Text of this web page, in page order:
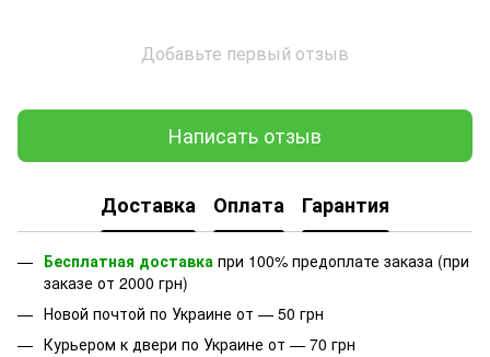
Добавьте первый отзыв
Написать отзыв
Доставка Оплата Гарантия
Бесплатная доставка при 100% предоплате заказа (при
заказе от 2000 грн)
Новой почтой по Украине от — 50 грн
Курьером к двери по Украине от — 70 грн